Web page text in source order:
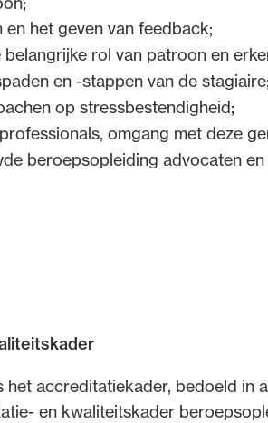
het geven van feedback;
rol van patroon en
en -stappen van de stagiaire;
op stressbestendigheid;
omgang met deze
beroepsopleiding advocaten
het accreditatiekader, bedoeld in
en kwaliteitskader